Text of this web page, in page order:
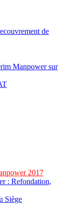
de
Manpower sur
2017
: Refondation,
Siège